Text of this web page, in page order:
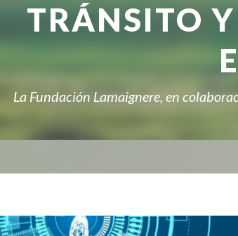
TRÁNSITO
La Fundación Lamaignere, en